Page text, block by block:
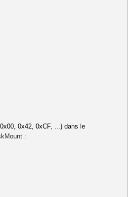
0x42, 0xCF, ...) dans le
: